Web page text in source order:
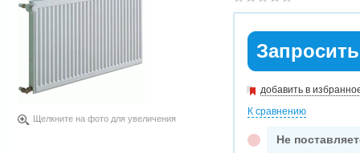
Щелкните на фото для увеличения
добавить в
К сравнению
Не